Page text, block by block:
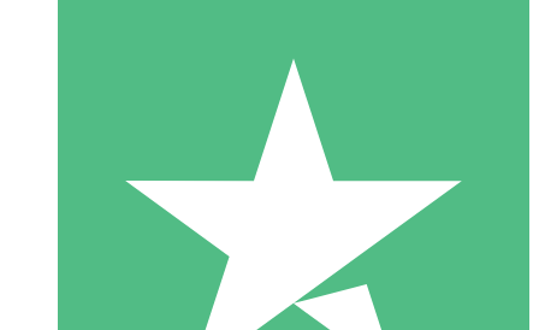
Pacotes de Créditos Individuais
Pague conforme o uso com créditos de download. Sem
1000